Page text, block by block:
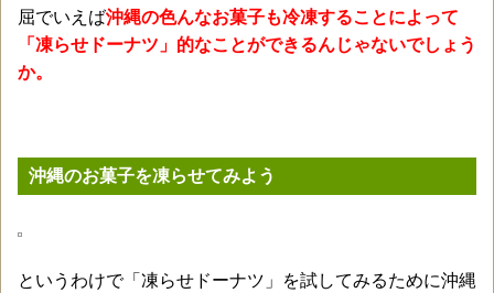
屈でいえば沖縄の色んなお菓子も冷凍することによって
「凍らせドーナツ」的なことができるんじゃないでしょう
か。
沖縄のお菓子を凍らせてみよう
というわけで「凍らせドーナツ」を試してみるために沖縄